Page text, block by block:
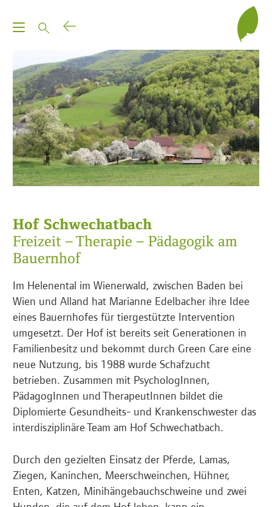
T
g
l
e
n
a
v
i
g
i
o
n
Hof Schwechatbach
Freizeit – Therapie – Pädagogik am
Bauernhof
Im Helenental im Wienerwald, zwischen Baden bei
Wien und Alland hat Marianne Edelbacher ihre Idee
eines Bauernhofes für tiergestützte Intervention
umgesetzt. Der Hof ist bereits seit Generationen in
Familienbesitz und bekommt durch Green Care eine
neue Nutzung, bis 1988 wurde Schafzucht
betrieben. Zusammen mit PsychologInnen,
PädagogInnen und TherapeutInnen bildet die
Diplomierte Gesundheits- und Krankenschwester das
interdisziplinäre Team am Hof Schwechatbach.
Durch den gezielten Einsatz der Pferde, Lamas,
Ziegen, Kaninchen, Meerschweinchen, Hühner,
Enten, Katzen, Minihängebauchschweine und zwei